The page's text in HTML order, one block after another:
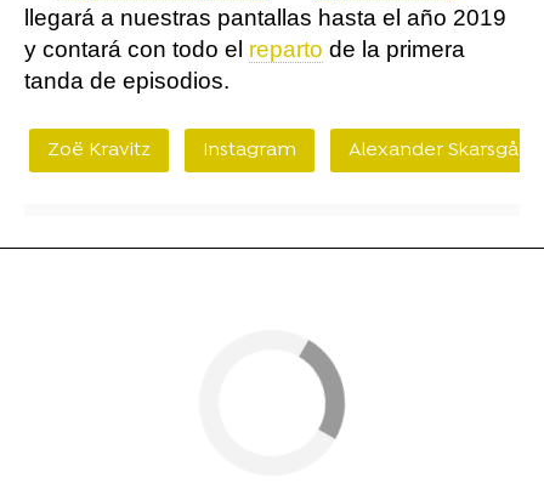
llegará a nuestras pantallas hasta el año 2019
y contará con todo el reparto de la primera
tanda de episodios.
Zoë Kravitz Instagram Alexander Skarsgård